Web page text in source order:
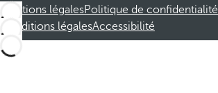
Mentions légalesPolitique de confidentialité
Conditions légalesAccessibilité